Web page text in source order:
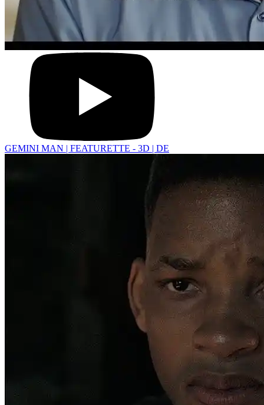
GEMINI MAN | FEATURETTE - 3D | DE